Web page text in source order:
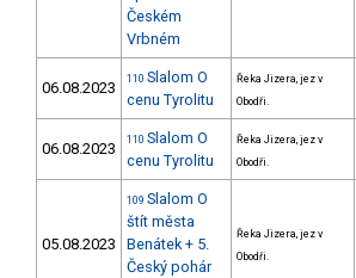
Českém
Vrbném
06.08.2023 110 Slalom O
cenu Tyrolitu
Řeka Jizera, jez v
Obodři.
06.08.2023 110 Slalom O
cenu Tyrolitu
Řeka Jizera, jez v
Obodři.
05.08.2023
109 Slalom O
štít města
Benátek + 5.
Český pohár
Řeka Jizera, jez v
Obodři.